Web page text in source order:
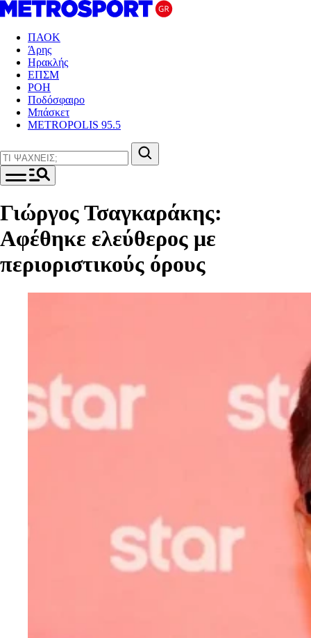
ΠΑΟΚ
Άρης
Ηρακλής
ΕΠΣΜ
ΡΟΗ
Ποδόσφαιρο
Μπάσκετ
METROPOLIS 95.5
Γιώργος Τσαγκαράκης:
Αφέθηκε ελεύθερος με
περιοριστικούς όρους